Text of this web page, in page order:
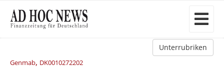
Unterrubriken
Genmab, DK0010272202